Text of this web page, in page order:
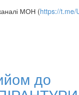
МОН (https://t.me/
до